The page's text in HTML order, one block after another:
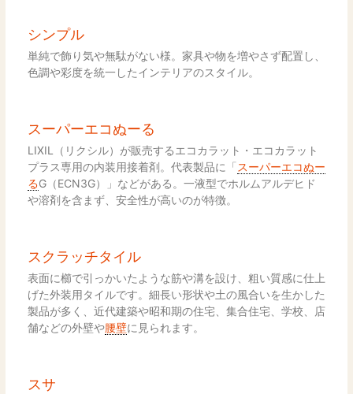
シンプル
単純で飾り気や無駄がない様。家具や物を増やさず配置し、
色調や彩度を統一したインテリアのスタイル。
スーパーエコぬーる
LIXIL（リクシル）が販売するエコカラット・エコカラット
プラス専用の内装用接着剤。代表製品に「スーパーエコぬー
るG（ECN3G）」などがある。一液型でホルムアルデヒド
や溶剤を含まず、安全性が高いのが特徴。
スクラッチタイル
表面に櫛で引っかいたような筋や溝を設け、粗い質感に仕上
げた外装用タイルです。細長い形状や土の風合いを生かした
製品が多く、近代建築や昭和期の住宅、集合住宅、学校、店
舗などの外壁や腰壁に見られます。
スサ